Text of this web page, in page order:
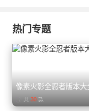
热门专题
像素火影全忍者版本大
共 30 款